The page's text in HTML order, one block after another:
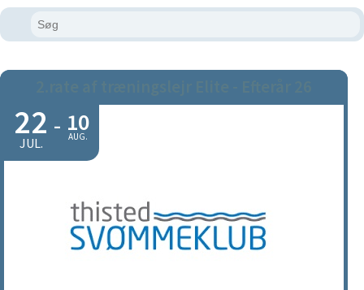
22
JUL.
- 10
AUG.